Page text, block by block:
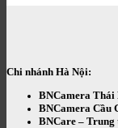
Chi nhánh Hà Nội:
BNCamera Thái
BNCamera Cầu
BNCare – Trung